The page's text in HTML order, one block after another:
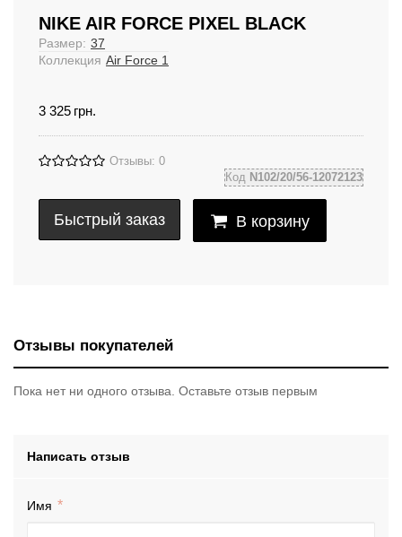
NIKE AIR FORCE PIXEL BLACK
Размер: 37
Коллекция Air Force 1
3 325 грн.
Отзывы: 0
Код N102/20/56-12072123
Быстрый заказ В корзину
Отзывы покупателей
Пока нет ни одного отзыва. Оставьте отзыв первым
Написать отзыв
Имя